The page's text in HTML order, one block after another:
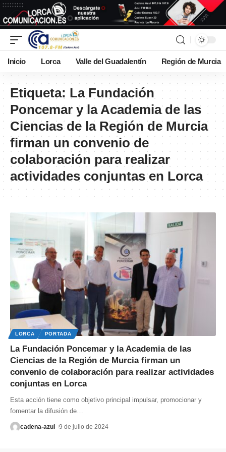
Inicio Lorca Valle del Guadalentín Región de Murcia
Etiqueta: La Fundación
Poncemar y la Academia de las
Ciencias de la Región de Murcia
firman un convenio de
colaboración para realizar
actividades conjuntas en Lorca
LORCA PORTADA
La Fundación Poncemar y la Academia de las
Ciencias de la Región de Murcia firman un
convenio de colaboración para realizar actividades
conjuntas en Lorca
Esta acción tiene como objetivo principal impulsar, promocionar y
fomentar la difusión de
cadena-azul 9 de julio de 2024